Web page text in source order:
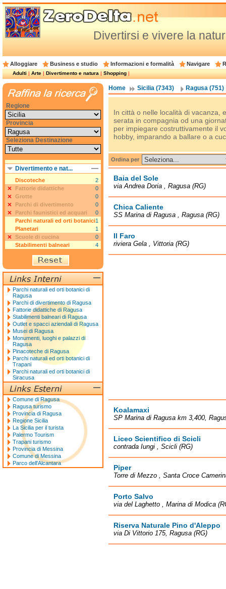
Divertirsi e vivere la
Alloggiare Business e studio Informazioni e formalità Navigare
Adulti|Arte|Divertimento e natura|Shopping|
Home Sicilia (7343) Ragusa (751)
In città o nelle località di vacanza,
serata in compagnia od una
per impiegare costruttivamente il
hobby, imparando a ballare o a
Ordina per
Baia del Sole
via Andrea Doria , Ragusa (RG)
Chica Caliente
SS Marina di Ragusa , Ragusa (RG)
Il Faro
riviera Gela , Vittoria (RG)
Koalamaxi
SP Marina di Ragusa km 3,400,
Liceo Scientifico di Scicli
contrada Iungi , Scicli (RG)
Piper
Torre di Mezzo , Santa Croce
Porto Salvo
via del Laghetto , Marina di Modica
Riserva Naturale Pino d'Aleppo
via Di Vittorio 175, Ragusa (RG)
Regione
Provincia
Seleziona Destinazione
Divertimento e nat...
Discoteche
2
Fattorie didattiche
0
Grotte
0
Parchi di divertimento
0
Parchi faunistici ed acquari
0
Parchi naturali ed orti botanici1
Planetari
1
Scuole di cucina
0
Stabilimenti balneari
4
Parchi naturali ed orti botanici di
Ragusa
Parchi di divertimento di Ragusa
Fattorie didattiche di Ragusa
Stabilimenti balneari di Ragusa
Outlet e spacci aziendali di Ragusa
Musei di Ragusa
Monumenti, luoghi e palazzi di
Ragusa
Pinacoteche di Ragusa
Parchi naturali ed orti botanici di
Trapani
Parchi naturali ed orti botanici di
Siracusa
Comune di Ragusa
Ragusa turismo
Provincia di Ragusa
Regione Sicilia
La Sicilia per il turista
Palermo Tourism
Trapani turismo
Provincia di Messina
Comune di Messina
Parco dell'Alcantara